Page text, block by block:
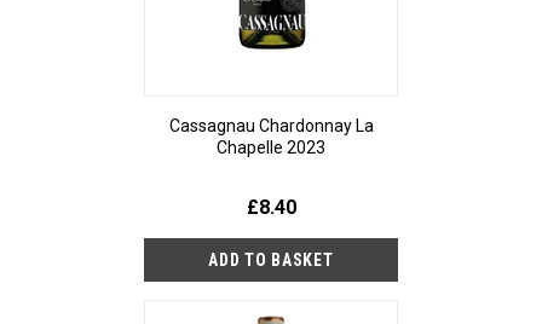
Cassagnau Chardonnay La
Chapelle 2023
£8.40